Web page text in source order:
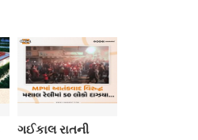
ગઈકાલ રાતની